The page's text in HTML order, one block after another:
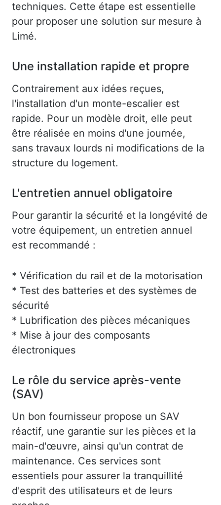
techniques. Cette étape est essentielle
pour proposer une solution sur mesure à
Limé.
Une installation rapide et propre
Contrairement aux idées reçues,
l'installation d'un monte-escalier est
rapide. Pour un modèle droit, elle peut
être réalisée en moins d'une journée,
sans travaux lourds ni modifications de la
structure du logement.
L'entretien annuel obligatoire
Pour garantir la sécurité et la longévité de
votre équipement, un entretien annuel
est recommandé :
* Vérification du rail et de la motorisation
* Test des batteries et des systèmes de
sécurité
* Lubrification des pièces mécaniques
* Mise à jour des composants
électroniques
Le rôle du service après-vente
(SAV)
Un bon fournisseur propose un SAV
réactif, une garantie sur les pièces et la
main-d'œuvre, ainsi qu'un contrat de
maintenance. Ces services sont
essentiels pour assurer la tranquillité
d'esprit des utilisateurs et de leurs